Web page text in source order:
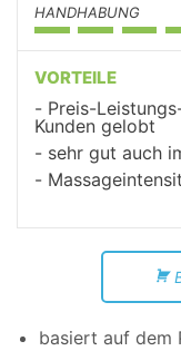
HANDHABUNG
VORTEILE
Preis-
Kunden gelobt
sehr gut auch
basiert auf dem